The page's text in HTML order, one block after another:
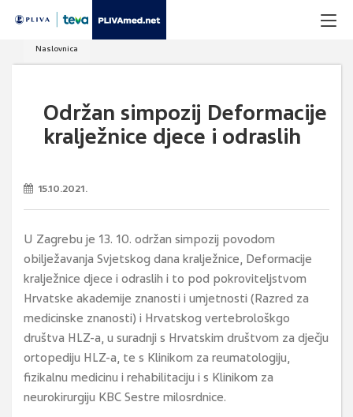
Naslovnica
Održan simpozij Deformacije
kralježnice djece i odraslih
15.10.2021.
U Zagrebu je 13. 10. održan simpozij povodom
obilježavanja Svjetskog dana kralježnice, Deformacije
kralježnice djece i odraslih i to pod pokroviteljstvom
Hrvatske akademije znanosti i umjetnosti (Razred za
medicinske znanosti) i Hrvatskog vertebrološkgo
društva HLZ-a, u suradnji s Hrvatskim društvom za dječju
ortopediju HLZ-a, te s Klinikom za reumatologiju,
fizikalnu medicinu i rehabilitaciju i s Klinikom za
neurokirurgiju KBC Sestre milosrdnice.